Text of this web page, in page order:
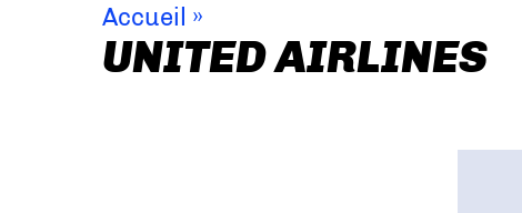
Accueil »
UNITED AIRLINES